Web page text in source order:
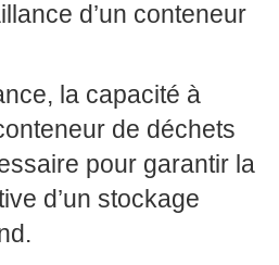
d’un conteneur
la capacité à
de déchets
pour garantir la
d’un stockage